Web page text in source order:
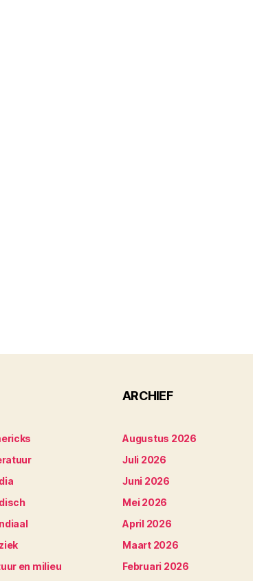
en milieu
ARCHIEF
Augustus 2026
Juli 2026
Juni 2026
Mei 2026
April 2026
Maart 2026
Februari 2026